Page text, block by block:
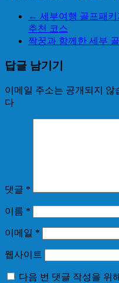
← 세부여행 골프패
추천 코스
짝꿍과 함께한 세부
답글 남기기
이메일 주소는 공개되지 않
다
댓글 *
이름 *
이메일 *
웹사이트
다음 번 댓글 작성을 위